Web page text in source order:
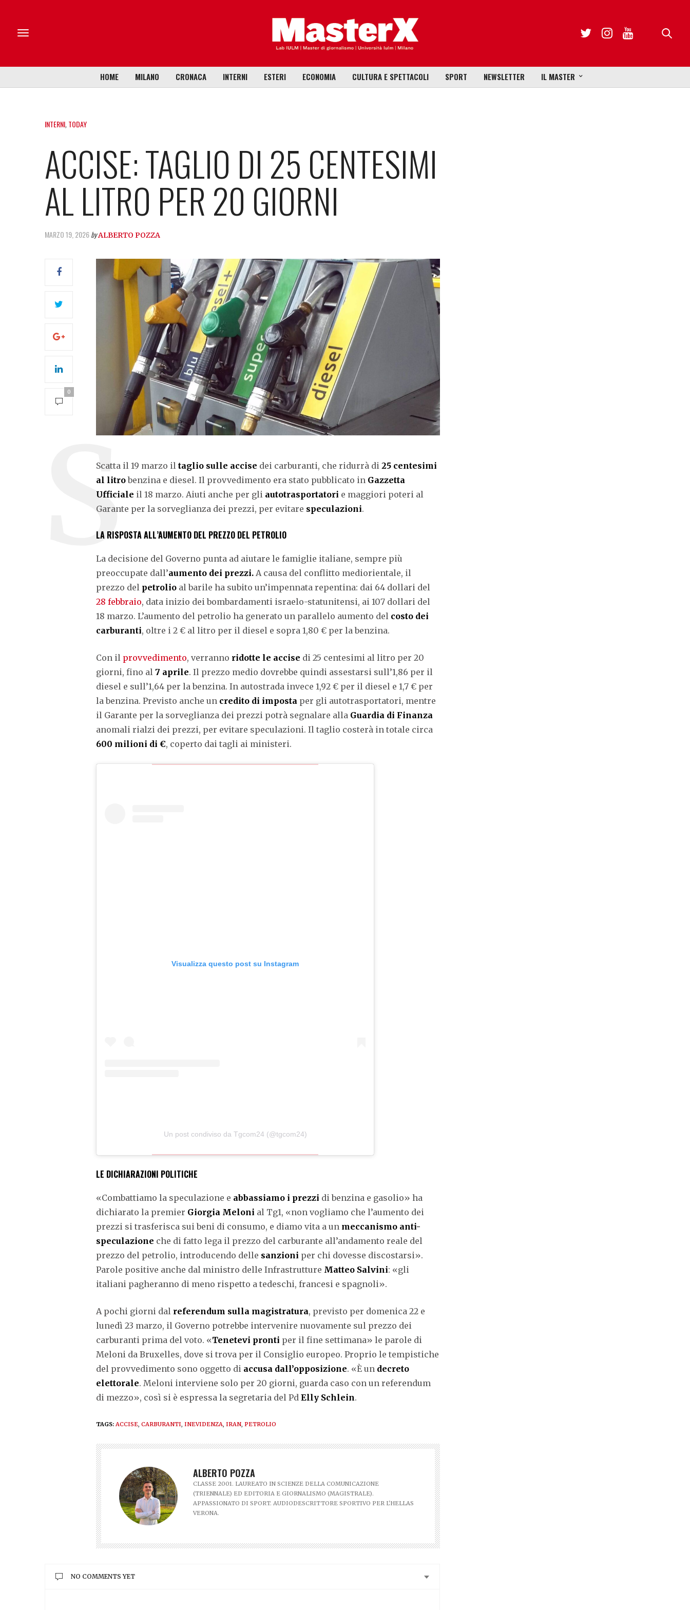
HOME MILANO CRONACA INTERNI ESTERI ECONOMIA CULTURA E SPETTACOLI SPORT NEWSLETTER IL MASTER
INTERNI,TODAY
ACCISE: TAGLIO DI 25 CENTESIMI
AL LITRO PER 20 GIORNI
MARZO 19, 2026byALBERTO POZZA
0
Scatta il 19 marzo il taglio sulle accise dei carburanti, che ridurrà di 25 centesimi
al litrobenzina e diesel. Il provvedimento era stato pubblicato in Gazzetta
Ufficiale il 18 marzo. Aiuti anche per gli autotrasportatori e maggiori poteri al
Garante per la sorveglianza dei prezzi, per evitare speculazioni.
LA RISPOSTA ALL’AUMENTO DEL PREZZO DEL PETROLIO
La decisione del Governo punta ad aiutare le famiglie italiane, sempre più
preoccupate dall’aumento dei prezzi. A causa del conflitto mediorientale, il
prezzo del petrolio al barile ha subito un’impennata repentina: dai 64 dollari del
28 febbraio, data inizio dei bombardamenti israelo-statunitensi, ai 107 dollari del
18 marzo. L’aumento del petrolio ha generato un parallelo aumento del costo dei
carburanti, oltre i 2 € al litro per il diesel e sopra 1,80 € per la benzina.
Con il provvedimento, verranno ridotte le accise di 25 centesimi al litro per 20
giorni, fino al 7 aprile. Il prezzo medio dovrebbe quindi assestarsi sull’1,86 per il
diesel e sull’1,64 per la benzina. In autostrada invece 1,92 € per il diesel e 1,7 € per
la benzina. Previsto anche un credito di imposta per gli autotrasportatori, mentre
il Garante per la sorveglianza dei prezzi potrà segnalare alla Guardia di Finanza
anomali rialzi dei prezzi, per evitare speculazioni. Il taglio costerà in totale circa
600 milioni di €, coperto dai tagli ai ministeri.
Visualizza questo post su Instagram
Un post condiviso da Tgcom24 (@tgcom24)
LE DICHIARAZIONI POLITICHE
«Combattiamo la speculazione e abbassiamo i prezzi di benzina e gasolio» ha
dichiarato la premier Giorgia Meloni al Tg1, «non vogliamo che l’aumento dei
prezzi si trasferisca sui beni di consumo, e diamo vita a un meccanismo anti-
speculazione che di fatto lega il prezzo del carburante all’andamento reale del
prezzo del petrolio, introducendo delle sanzioni per chi dovesse discostarsi».
Parole positive anche dal ministro delle Infrastrutture Matteo Salvini: «gli
italiani pagheranno di meno rispetto a tedeschi, francesi e spagnoli».
A pochi giorni dal referendum sulla magistratura, previsto per domenica 22 e
lunedì 23 marzo, il Governo potrebbe intervenire nuovamente sul prezzo dei
carburanti prima del voto. «Tenetevi pronti per il fine settimana» le parole di
Meloni da Bruxelles, dove si trova per il Consiglio europeo. Proprio le tempistiche
del provvedimento sono oggetto di accusa dall’opposizione. «È un decreto
elettorale. Meloni interviene solo per 20 giorni, guarda caso con un referendum
di mezzo», così si è espressa la segretaria del Pd Elly Schlein.
TAGS: ACCISE, CARBURANTI, INEVIDENZA, IRAN, PETROLIO
ALBERTO POZZA
CLASSE 2001. LAUREATO IN SCIENZE DELLA COMUNICAZIONE
(TRIENNALE) ED EDITORIA E GIORNALISMO (MAGISTRALE).
APPASSIONATO DI SPORT. AUDIODESCRITTORE SPORTIVO PER L'HELLAS
VERONA.
NO COMMENTS YET